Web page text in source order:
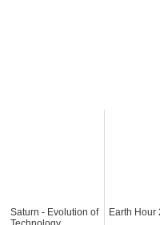
Saturn - Evolution of
Earth Hour